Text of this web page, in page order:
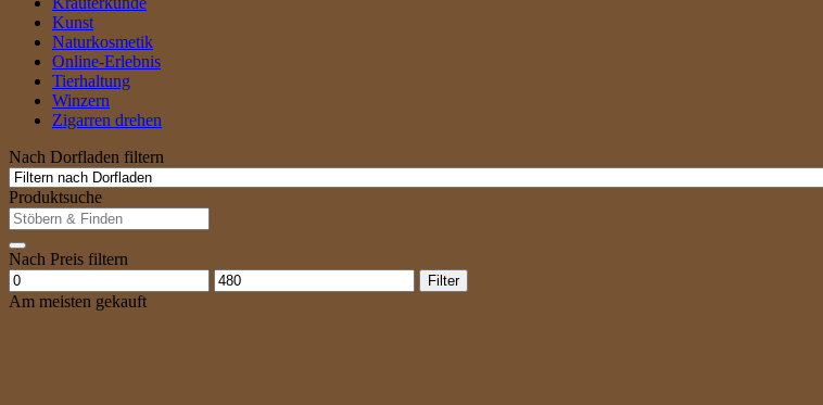
Kunst
Naturkosmetik
Online-Erlebnis
Tierhaltung
Winzern
Zigarren drehen
Nach Dorfladen filtern
Produktsuche
Suche
nach:
Nach Preis filtern
Min.
Preis
Max.
Preis
Filter
Am meisten gekauft